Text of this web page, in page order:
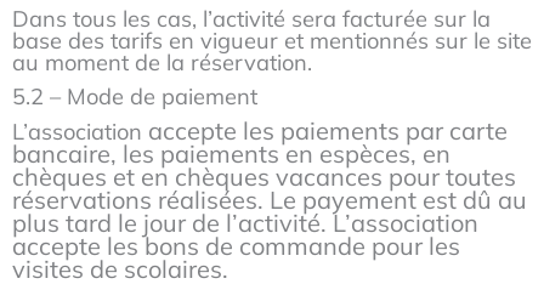
Dans tous les cas, l’activité sera facturée sur la
base des tarifs en vigueur et mentionnés sur le site
au moment de la réservation.
5.2 – Mode de paiement
L’association accepte les paiements par carte
bancaire, les paiements en espèces, en
chèques et en chèques vacances pour toutes
réservations réalisées. Le payement est dû au
plus tard le jour de l’activité. L’association
accepte les bons de commande pour les
visites de scolaires.